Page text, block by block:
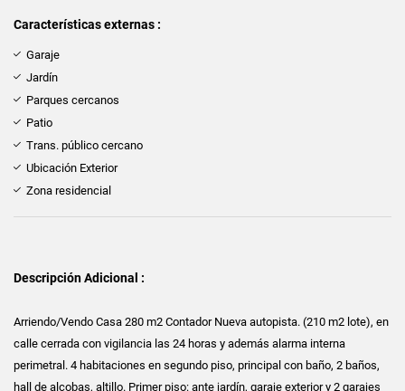
Características externas :
Garaje
Jardín
Parques cercanos
Patio
Trans. público cercano
Ubicación Exterior
Zona residencial
Descripción Adicional :
Arriendo/Vendo Casa 280 m2 Contador Nueva autopista. (210 m2 lote), en
calle cerrada con vigilancia las 24 horas y además alarma interna
perimetral. 4 habitaciones en segundo piso, principal con baño, 2 baños,
hall de alcobas, altillo. Primer piso: ante jardín, garaje exterior y 2 garajes